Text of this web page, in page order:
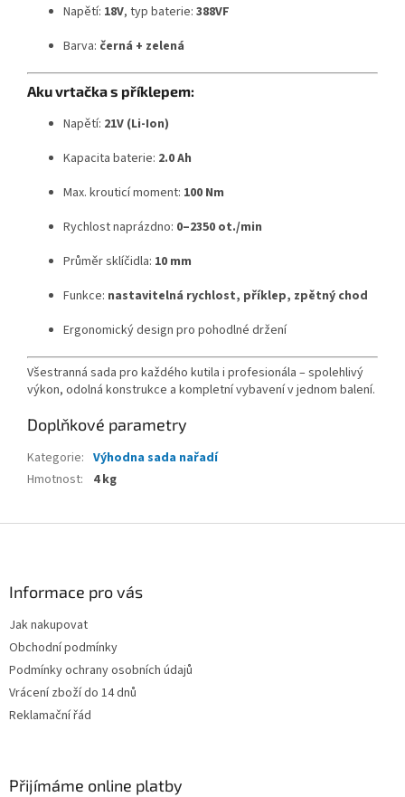
Napětí: 18V, typ baterie: 388VF
Barva: černá + zelená
Aku vrtačka s příklepem:
Napětí: 21V (Li-Ion)
Kapacita baterie: 2.0 Ah
Max. krouticí moment: 100 Nm
Rychlost naprázdno: 0–2350 ot./min
Průměr sklíčidla: 10 mm
Funkce: nastavitelná rychlost, příklep, zpětný chod
Ergonomický design pro pohodlné držení
Všestranná sada pro každého kutila i profesionála – spolehlivý
výkon, odolná konstrukce a kompletní vybavení v jednom balení.
Doplňkové parametry
Kategorie: Výhodna sada nařadí
Hmotnost: 4 kg
Informace pro vás
Jak nakupovat
Obchodní podmínky
Podmínky ochrany osobních údajů
Vrácení zboží do 14 dnů
Reklamační řád
Přijímáme online platby